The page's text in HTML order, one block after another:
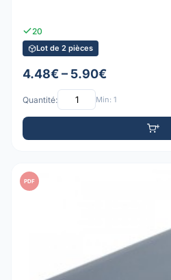
20
Lot de 2 pièces
4.48€ – 5.90€
Quantité: Min: 1
PDF